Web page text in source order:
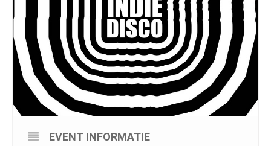
EVENT INFORMATIE